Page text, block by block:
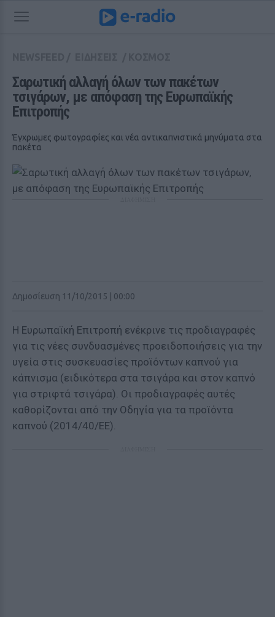
Σαρωτική αλλαγή όλων των πακέτων
τσιγάρων, με απόφαση της Ευρωπαϊκής
Επιτροπής
Έγχρωμες φωτογραφίες και νέα αντικαπνιστικά μηνύματα στα
πακέτα
Δημοσίευση 11/10/2015 | 00:00
Η Ευρωπαϊκή Επιτροπή ενέκρινε τις προδιαγραφές
για τις νέες συνδυασμένες προειδοποιήσεις για την
υγεία στις συσκευασίες προϊόντων καπνού για
κάπνισμα (ειδικότερα στα τσιγάρα και στον καπνό
για στριφτά τσιγάρα). Οι προδιαγραφές αυτές
καθορίζονται από την Οδηγία για τα προϊόντα
καπνού (2014/40/ΕΕ).